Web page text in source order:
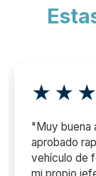
"Muy buena
aprobado
vehículo de